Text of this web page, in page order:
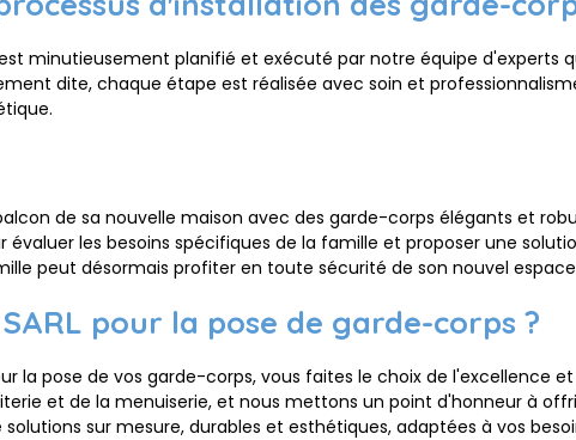
minutieusement planifié et exécuté par notre équipe d'experts
dite, chaque étape est réalisée avec soin et
de sa nouvelle maison avec des garde-corps élégants et
évaluer les besoins spécifiques de la famille et proposer une
peut désormais profiter en toute sécurité de son nouvel
pour la pose de garde-corps ?
la pose de vos garde-corps, vous faites le choix de l'excellence
et de la menuiserie, et nous mettons un point d'honneur à
sur mesure, durables et esthétiques, adaptées à vos